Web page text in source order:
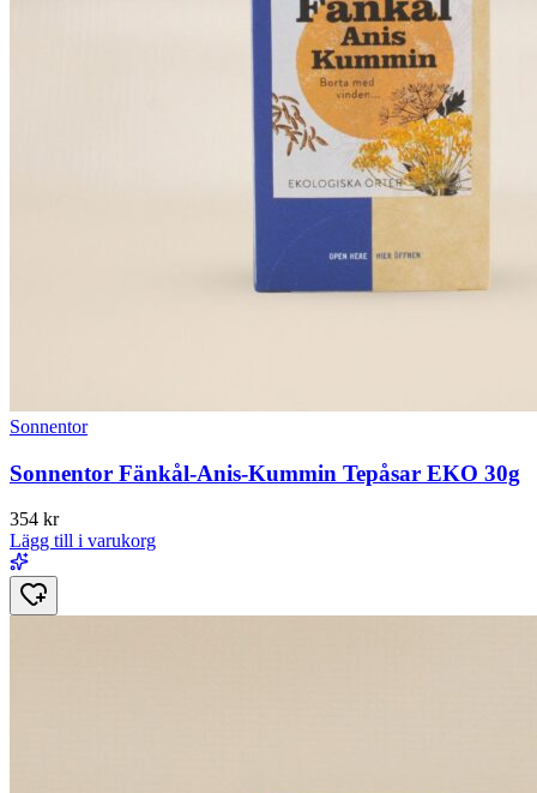
Sonnentor
Sonnentor Fänkål-Anis-Kummin Tepåsar EKO 30g
354 kr
Lägg till i varukorg